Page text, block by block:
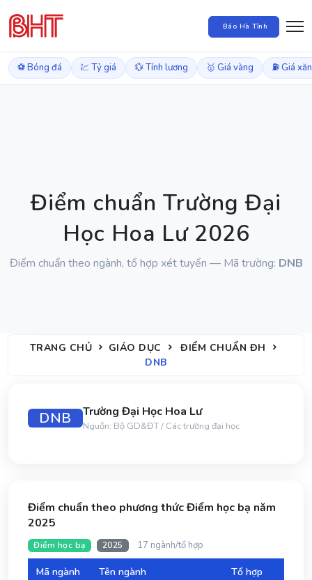
Báo Hà Tĩnh
⚽ Bóng đá 💹 Tỷ giá 💱 Tính lương 🥇 Giá vàng ⛽ Giá
Điểm chuẩn Trường Đại
Học Hoa Lư 2026
Điểm chuẩn theo ngành, tổ hợp xét tuyển — Mã trường: DNB
TRANG CHỦ GIÁO DỤC
ĐIỂM CHUẨN ĐH
DNB
DNB Trường Đại Học Hoa Lư
Nguồn: Bộ GD&ĐT / Các trường đại học
Điểm chuẩn theo phương thức Điểm học bạ năm
2025
Điểm học bạ 2025 17 ngành/tổ hợp
Mã ngành Tên ngành Tổ hợp